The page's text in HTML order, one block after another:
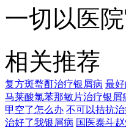
一切以医
相关推荐
复方斑蝥酊治疗银屑病 最
马莱酸氯苯那敏片治疗银屑
甲空了怎么办 不可以拮抗
治好了我银屑病 国医泰斗